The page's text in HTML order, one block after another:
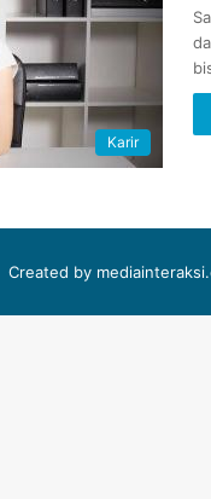
Karir
Created by